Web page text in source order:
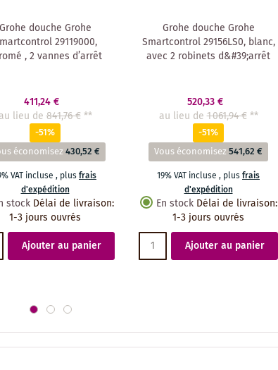
Grohe douche Grohe
29119000,
, 2 vannes d’arrêt
411,24 €
au lieu de 841,76 € **
-51%
économisez430,52 €
VAT incluse , plusfrais
d'expédition
stock Délai de livraison:
1-3 jours ouvrés
Ajouter au panier
Grohe douche Grohe
Smartcontrol 29156LS0, blanc,
avec 2 robinets d&#39;arrêt
520,33 €
au lieu de 1 061,94 € **
-51%
Vous économisez541,62 €
19% VAT incluse , plusfrais
d'expédition
En stock Délai de livraison:
1-3 jours ouvrés
Ajouter au panier